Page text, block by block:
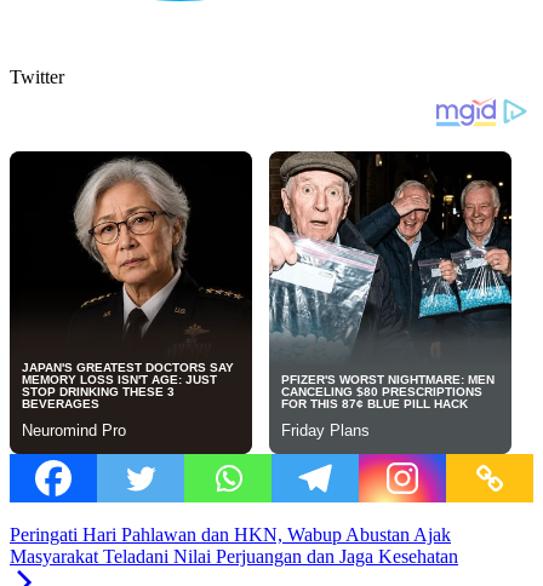
Twitter
Peringati Hari Pahlawan dan HKN, Wabup Abustan Ajak
Masyarakat Teladani Nilai Perjuangan dan Jaga Kesehatan